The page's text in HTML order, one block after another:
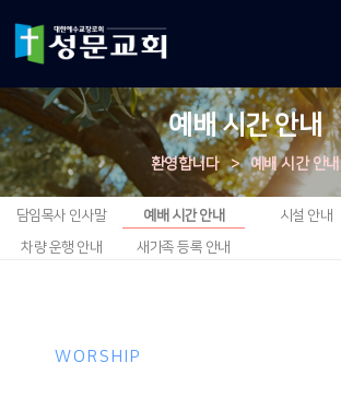
예배 시간 안내
환영합니다 > 예배 시간 안내
담임목사 인사말 예배 시간 안내 시설 안내
차량 운행 안내 새가족 등록 안내
WORSHIP